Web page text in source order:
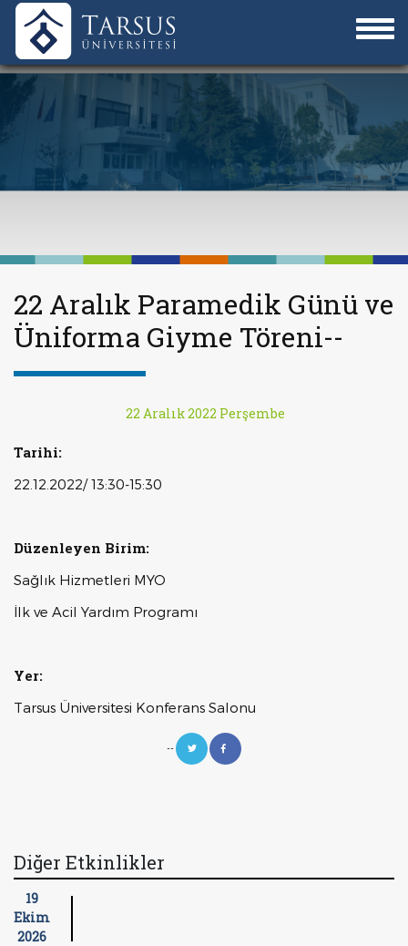
22 Aralık Paramedik Günü ve
Üniforma Giyme Töreni--
22 Aralık 2022 Perşembe
Tarihi:
22.12.2022/ 13:30-15:30
Düzenleyen Birim:
Sağlık Hizmetleri MYO
İlk ve Acil Yardım Programı
Yer:
Tarsus Üniversitesi Konferans Salonu
--
Diğer Etkinlikler
19
Ekim
2026